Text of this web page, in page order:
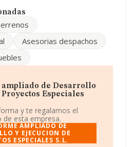
la propiedad industrial. La
Limitada. Tiene CNAE: 6812 -
de la empresa en 2024, frente al
con sus oficinas, la empresa
.
Desarrollo y Ejecucion de
S.L, CIF B83168591, está
núm. 134, (28500), en el
Rey, Madrid.
de INFORMA sobre 231.218
Asesorias despachos
de Desarrollo
Especiales
y te regalamos el
esta empresa.
AMPLIADO DE
Y EJECUCION DE
ESPECIALES S.L.